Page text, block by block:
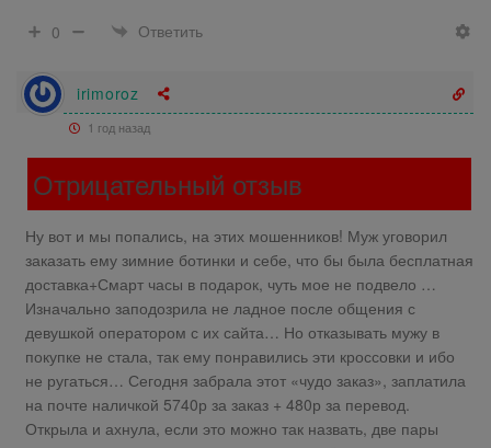
0
Ответить
irimoroz
1 год назад
Отрицательный отзыв
Ну вот и мы попались, на этих мошенников! Муж уговорил
заказать ему зимние ботинки и себе, что бы была бесплатная
доставка+Смарт часы в подарок, чуть мое не подвело …
Изначально заподозрила не ладное после общения с
девушкой оператором с их сайта… Но отказывать мужу в
покупке не стала, так ему понравились эти кроссовки и ибо
не ругаться… Сегодня забрала этот «чудо заказ», заплатила
на почте наличкой 5740р за заказ + 480р за перевод.
Открыла и ахнула, если это можно так назвать, две пары